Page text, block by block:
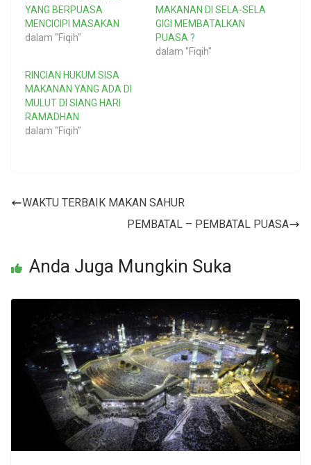
YANG BERPUASA
MENCICIPI MASAKAN
dalam "Fiqih"
MAKANAN DI SELA-SELA
GIGI MEMBATALKAN
PUASA ?
dalam "Fiqih"
RINCIAN HUKUM SISA
MAKANAN YANG ADA DI
MULUT DI SIANG HARI
RAMADHAN
dalam "Fiqih"
WAKTU TERBAIK MAKAN SAHUR
PEMBATAL – PEMBATAL PUASA
Anda Juga Mungkin Suka